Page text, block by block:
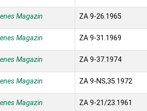
Magazin ZA 9-26.1965
Magazin ZA 9-31.1969
Magazin ZA 9-37.1974
Magazin ZA 9-NS,35.1972
Magazin ZA 9-21/23.1961